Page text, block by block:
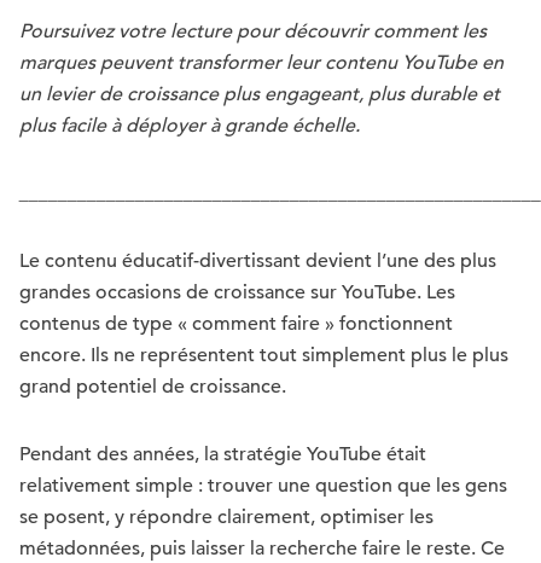
Poursuivez votre lecture pour découvrir comment les
marques peuvent transformer leur contenu YouTube en
un levier de croissance plus engageant, plus durable et
plus facile à déployer à grande échelle.
Le contenu éducatif-divertissant devient l’une des plus
grandes occasions de croissance sur YouTube. Les
contenus de type « comment faire » fonctionnent
encore. Ils ne représentent tout simplement plus le plus
grand potentiel de croissance.
Pendant des années, la stratégie YouTube était
relativement simple : trouver une question que les gens
se posent, y répondre clairement, optimiser les
métadonnées, puis laisser la recherche faire le reste. Ce